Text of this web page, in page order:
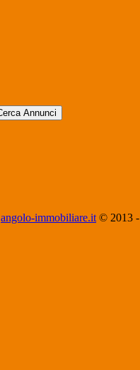
angolo-immobiliare.it© 2013 -